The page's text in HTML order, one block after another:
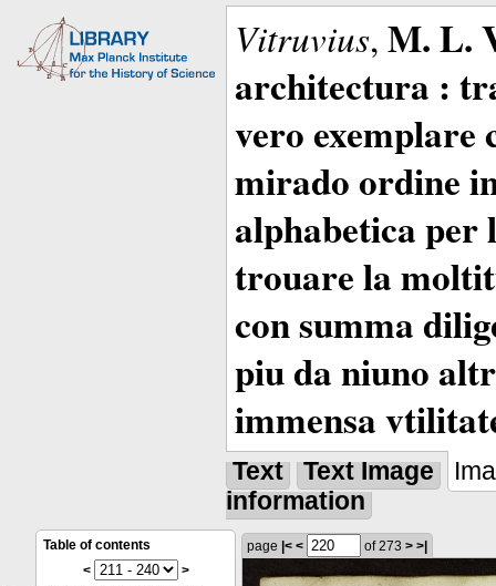
Vitruvius, M. L.
architectura :
vero exemplare
mirado ordine
alphabetica per
trouare la
con summa
piu da niuno
immensa
Text Text Image
information
Table of contents
<
>
page |< < of 273 > >|